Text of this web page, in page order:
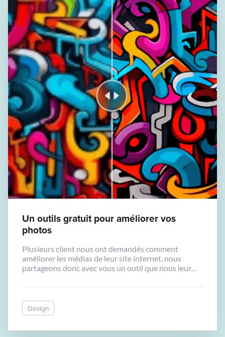
Un outils gratuit pour améliorer vos
photos
Plusieurs client nous ont demandés comment
améliorer les médias de leur site internet, nous
partageons donc avec vous un outil que nous leur
possible d’améliorer vos photos. Pour les photos,
réduire le flou avec https://upscayl.org Le logiciel est
très simple d’utilisation. […]
Design